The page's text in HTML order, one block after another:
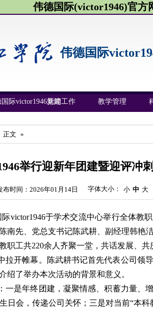
伟德国际(victor1946)官方
伟德国际
际victor1946新闻党建工作 教学管理
正文 »
举行迎新年团建暨迎评冲
布时间：2026年01月14日 字体大小： 小 中 大
际victor1946于学术交流中心举行全体教
南先、党总支书记陈武耕、副经理韩艳
职工共220余人齐聚一堂，共话发展、共
拉开帷幕。陈武耕书记首先代表公司领
绍了举办本次活动的背景和意义。
一是年终团建，凝聚情感、积蓄力量、
日会，传递公司关怀；三是对当前“本